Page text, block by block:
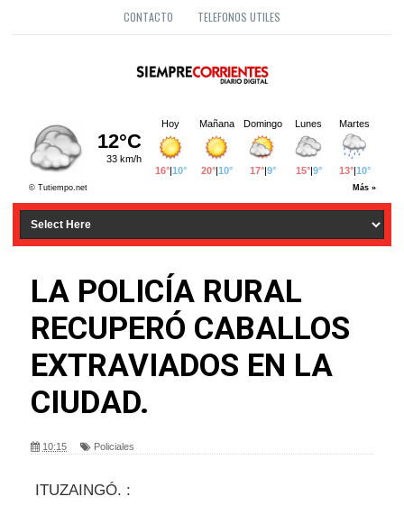
CONTACTO TELEFONOS UTILES
LA POLICÍA RURAL
RECUPERÓ CABALLOS
EXTRAVIADOS EN LA
CIUDAD.
10:15 Policiales
ITUZAINGÓ. :